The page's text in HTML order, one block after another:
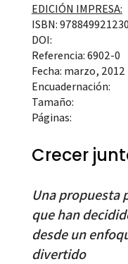
EDICIÓN IMPRESA:
ISBN:
DOI:
Referencia: 6902-0
Fecha: marzo, 2012
Encuadernación:
Tamaño:
Páginas:
Crecer
Una propuesta
que han
desde un
divertido